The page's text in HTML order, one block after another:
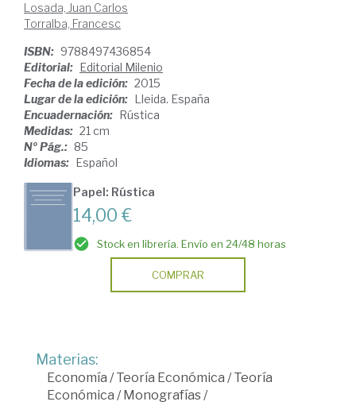
Losada, Juan Carlos
Torralba, Francesc
ISBN: 9788497436854
Editorial: Editorial Milenio
Fecha de la edición: 2015
Lugar de la edición: Lleida. España
Encuadernación: Rústica
Medidas: 21 cm
Nº Pág.: 85
Idiomas: Español
Papel: Rústica
14,00 €
Stock en librería. Envío en 24/48 horas
COMPRAR
Materias:
Economía /Teoría Económica /Teoría
Económica /Monografías/